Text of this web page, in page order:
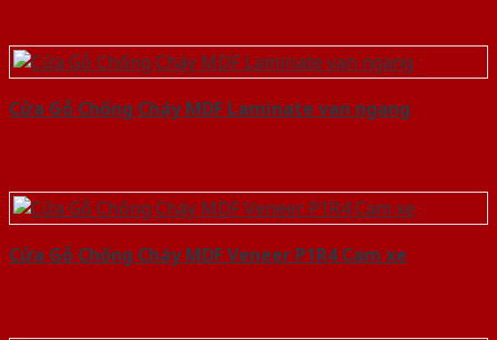
Cửa Gỗ Chống Cháy MDF Laminate van ngang
Cửa Gỗ Chống Cháy MDF Veneer P1R4 Cam xe